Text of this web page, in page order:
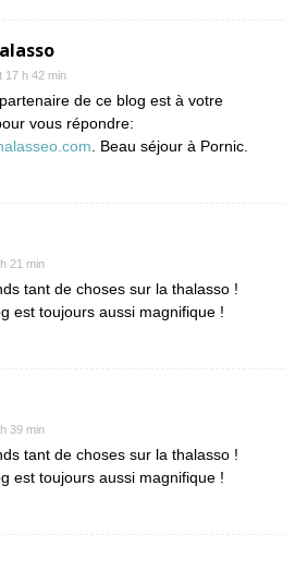
17 h 42 min
de ce blog est à votre
vous répondre:
. Beau séjour à Pornic.
21 min
tant de choses sur la thalasso !
est toujours aussi magnifique !
39 min
tant de choses sur la thalasso !
est toujours aussi magnifique !